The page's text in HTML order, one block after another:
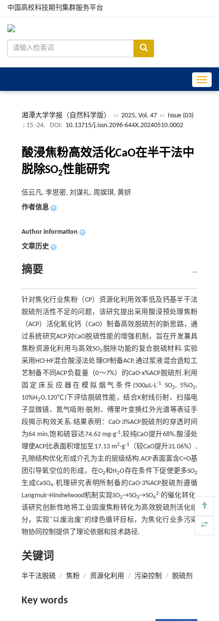
中国高校科技期刊集群服务平台
湘潭大学学报（自然科学版） ›› 2025, Vol. 47 ›› Issue (03)
: 15 -24.
DOI: 10.13715/j.issn.2096-644X.20240510.0002
酸浸焦粉高效活化CaO在半干法中
脱除SO2性能研究
伍云凡, 李思密, 刘谋礼, 周娱琪, 黄妍
作者信息 +
Author information +
文章历史 +
摘要
针对焦化行业焦粉（CP）资源化利用效率低及钙基半干法
脱硫剂活性不足的问题，该研究提出采用酸浸预处理焦粉
（ACP）活化氧化钙（CaO）制备高效脱硫剂的新思路，通
过系统研究ACP对CaO脱硫性能的增强机制，旨在开发兼具
焦粉资源化利用与高效SO2脱除功能的复合脱硫材料.实验
采用HCl-HF混合酸浸法处理CP制备ACP,通过浆液混合造粒工
艺制备不同ACP负载量（0～7%）的CaO-x%ACP脱硫剂.利用
固定床反应器在模拟烟气条件(500μL·L-1 SO2, 5%O2,
10%H2O,120℃)下评估脱硫性能，结合X射线衍射、扫描电
子显微镜、氮气吸附-脱附、傅里叶变换红外光谱等表征手
段揭示构效关系.结果表明：CaO-3%ACP脱硫剂的穿透时间
为64 min,饱和硫容达74.62 mg·g-1,较纯CaO提升68%.酸浸处
理使ACP比表面积增加至17.13 m2·g-1
（较CaO提升31.06%）,
孔隙结构优化形成介孔为主的层级结构.ACP表面富含C=O基
团引导氧空位的形成，在O2和H2O存在条件下促使更多SO2
生成CaSO4.机理研究表明所制备的CaO-3%ACP脱硫剂遵循
Langmuir-Hinshelwood机制实现SO2→SO3→SO4
2- 的催化转化.
该研究创新性地将工业固废焦粉转化为高效脱硫剂活化组
分，实现"以废治废"的绿色循环目标，为焦化行业多污染
物协同控制提供了理论依据和技术路径.
关键词
半干法脱硫 / 焦粉 / 资源化利用 / 污染控制 / 脱硫剂
Key words